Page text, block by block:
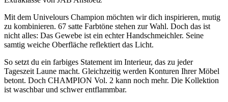
Mit dem Univelours Champion möchten wir dich inspirieren, mutig
zu kombinieren. 67 satte Farbtöne stehen zur Wahl. Doch das ist
nicht alles: Das Gewebe ist ein echter Handschmeichler. Seine
samtig weiche Oberfläche reflektiert das Licht.
So setzt du ein farbiges Statement im Interieur, das zu jeder
Tageszeit Laune macht. Gleichzeitig werden Konturen Ihrer Möbel
betont. Doch CHAMPION Vol. 2 kann noch mehr. Die Kollektion
ist waschbar und schwer entflammbar.